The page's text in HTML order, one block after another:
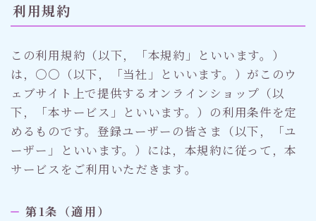
メディア・ネット
深見東州 (半田晴久)
ワールドメイト
神道・宗教
社会情勢
おすすめ記事
利用規約
この利用規約（以下，「本規約」といいます。）
は，〇〇（以下，「当社」といいます。）がこのウ
ェブサイト上で提供するオンラインショップ（以
下，「本サービス」といいます。）の利用条件を定
めるものです。登録ユーザーの皆さま（以下，「ユ
ーザー」といいます。）には，本規約に従って，本
サービスをご利用いただきます。
第1条（適用）